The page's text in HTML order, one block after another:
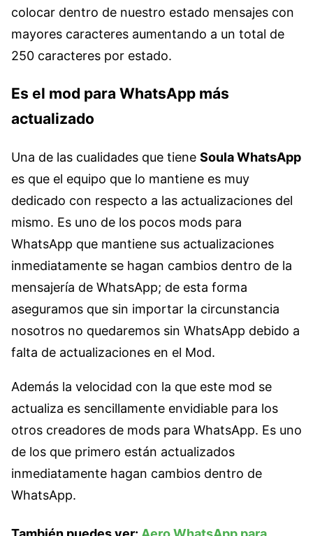
colocar dentro de nuestro estado mensajes con
mayores caracteres aumentando a un total de
250 caracteres por estado.
Es el mod para WhatsApp más
actualizado
Una de las cualidades que tiene Soula WhatsApp
es que el equipo que lo mantiene es muy
dedicado con respecto a las actualizaciones del
mismo. Es uno de los pocos mods para
WhatsApp que mantiene sus actualizaciones
inmediatamente se hagan cambios dentro de la
mensajería de WhatsApp; de esta forma
aseguramos que sin importar la circunstancia
nosotros no quedaremos sin WhatsApp debido a
falta de actualizaciones en el Mod.
Además la velocidad con la que este mod se
actualiza es sencillamente envidiable para los
otros creadores de mods para WhatsApp. Es uno
de los que primero están actualizados
inmediatamente hagan cambios dentro de
WhatsApp.